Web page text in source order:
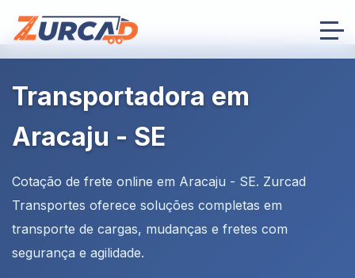
Transportadora em
Aracaju - SE
Cotação de frete online em Aracaju - SE. Zurcad
Transportes oferece soluções completas em
transporte de cargas, mudanças e fretes com
segurança e agilidade.